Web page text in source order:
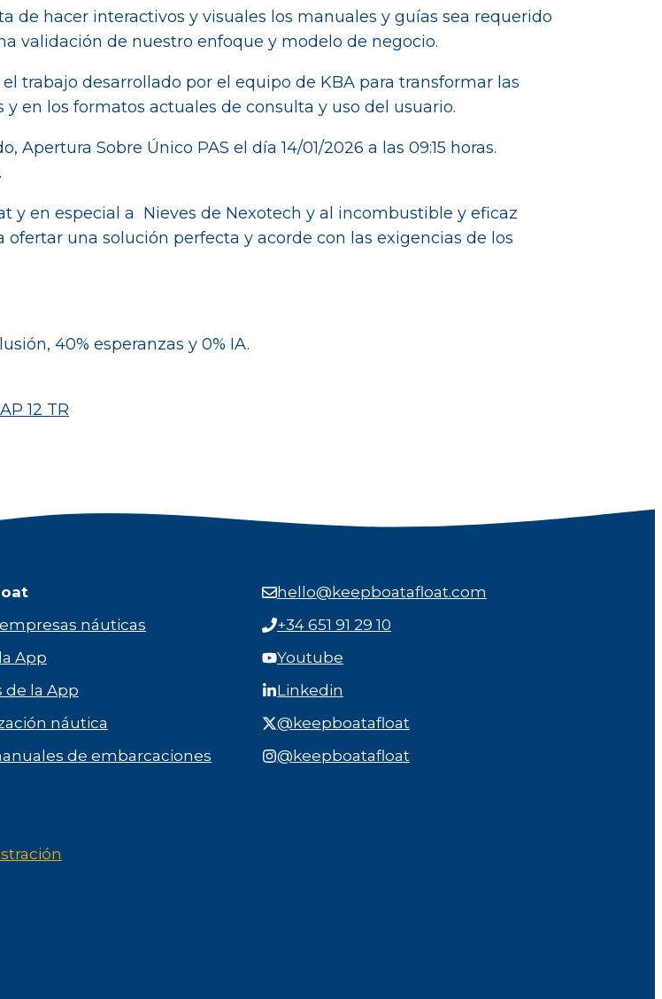
de hacer interactivos y visuales los manuales y guías sea requerido
validación de nuestro enfoque y modelo de negocio.
trabajo desarrollado por el equipo de KBA para transformar las
en los formatos actuales de consulta y uso del usuario.
Sobre Único PAS el día 14/01/2026 a las 09:15 horas.
y en especial a Nieves de Nexotech y al incombustible y eficaz
una solución perfecta y acorde con las exigencias de los
40% esperanzas y 0% IA.
12 TR
náuticas
App
de la App
náutica
de embarcaciones
hello@keepboatafloat.com
+34 651 91 29 10
Youtube
Linkedin
@keepboatafloat
@keepboatafloat